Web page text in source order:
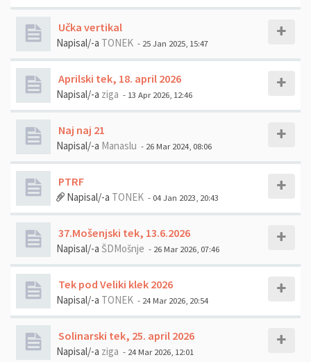
Učka vertikal
Napisal/-a TONEK - 25 Jan 2025, 15:47
Aprilski tek, 18. april 2026
Napisal/-a ziga - 13 Apr 2026, 12:46
Naj naj 21
Napisal/-a Manaslu - 26 Mar 2024, 08:06
PTRF
Napisal/-a TONEK - 04 Jan 2023, 20:43
37.Mošenjski tek, 13.6.2026
Napisal/-a ŠDMošnje - 26 Mar 2026, 07:46
Tek pod Veliki klek 2026
Napisal/-a TONEK - 24 Mar 2026, 20:54
Solinarski tek, 25. april 2026
Napisal/-a ziga - 24 Mar 2026, 12:01